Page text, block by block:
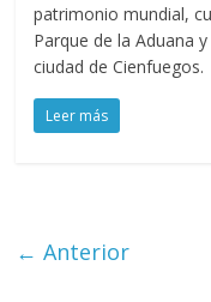
patrimonio mundial,
Parque de la Aduana
ciudad de Cienfuegos.
Leer más
← Anterior